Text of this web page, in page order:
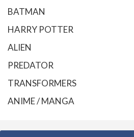
BATMAN
HARRY POTTER
ALIEN
PREDATOR
TRANSFORMERS
ANIME / MANGA